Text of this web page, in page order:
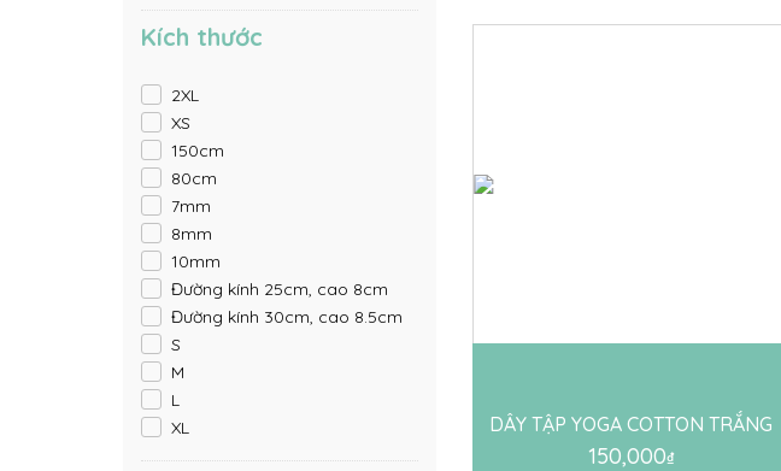
Kích thước
2XL
XS
150cm
80cm
7mm
8mm
10mm
Đường kính 25cm, cao 8cm
Đường kính 30cm, cao 8.5cm
S
M
L
XL
DÂY TẬP YOGA COTTON TRẮNG
150,000₫